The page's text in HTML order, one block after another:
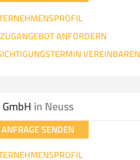
ANFORDERN
VEREINBAREN
in Neuss
ANFRAGE SENDEN